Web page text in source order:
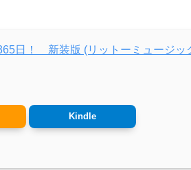
日！ 新装版 (リットーミュージッ
Kindle